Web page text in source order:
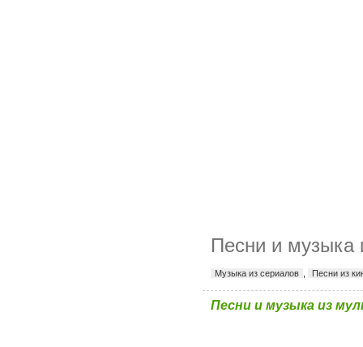
Песни и
Музыка из сериалов Песни из
Песни и музыка из